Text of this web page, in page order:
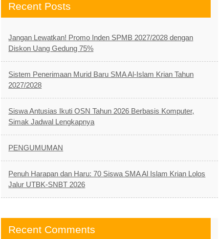
Recent Posts
Jangan Lewatkan! Promo Inden SPMB 2027/2028 dengan
Diskon Uang Gedung 75%
Sistem Penerimaan Murid Baru SMA Al-Islam Krian Tahun
2027/2028
Siswa Antusias Ikuti OSN Tahun 2026 Berbasis Komputer,
Simak Jadwal Lengkapnya
PENGUMUMAN
Penuh Harapan dan Haru: 70 Siswa SMA Al Islam Krian Lolos
Jalur UTBK-SNBT 2026
Recent Comments